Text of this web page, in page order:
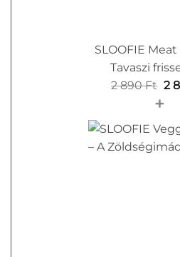
SLOOFIE Meat
Tavaszi
2 890Ft
2
2
+